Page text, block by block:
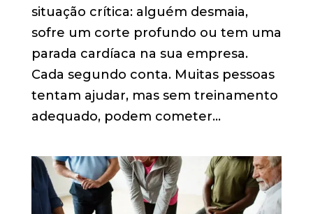
situação crítica: alguém desmaia,
sofre um corte profundo ou tem uma
parada cardíaca na sua empresa.
Cada segundo conta. Muitas pessoas
tentam ajudar, mas sem treinamento
adequado, podem cometer...